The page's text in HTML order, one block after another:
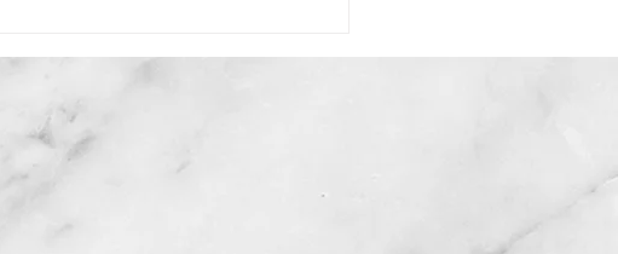
ェディングの変化